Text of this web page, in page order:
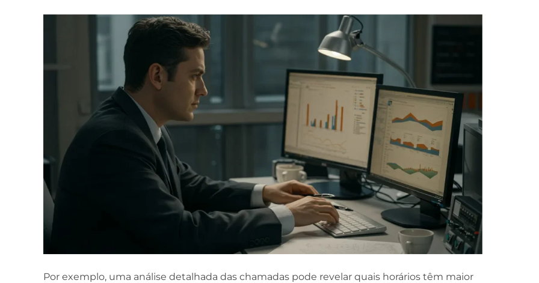
Por exemplo, uma análise detalhada das chamadas pode revelar quais horários têm maior